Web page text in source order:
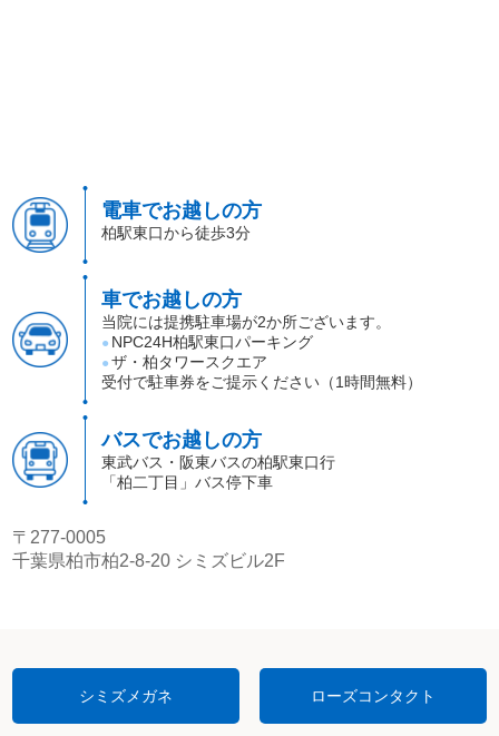
電車でお越しの方
柏駅東口から徒歩3分
車でお越しの方
当院には提携駐車場が2か所ございます。
● NPC24H柏駅東口パーキング
● ザ・柏タワースクエア
受付で駐車券をご提示ください（1時間無料）
バスでお越しの方
東武バス・阪東バスの柏駅東口行
「柏二丁目」バス停下車
〒277-0005
千葉県柏市柏2-8-20 シミズビル2F
シミズメガネ ローズコンタクト